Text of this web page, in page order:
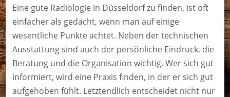
Eine gute Radiologie in Düsseldorf zu finden, ist oft
einfacher als gedacht, wenn man auf einige
wesentliche Punkte achtet. Neben der technischen
Ausstattung sind auch der persönliche Eindruck, die
Beratung und die Organisation wichtig. Wer sich gut
informiert, wird eine Praxis finden, in der er sich gut
aufgehoben fühlt. Letztendlich entscheidet nicht nur